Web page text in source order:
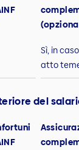
Sì, in
atto
del